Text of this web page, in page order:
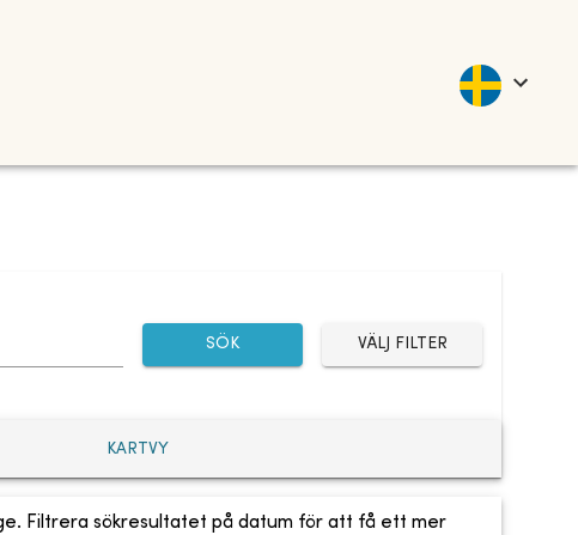
SÖK VÄLJ FILTER
KARTVY
Filtrera sökresultatet på datum för att få ett mer